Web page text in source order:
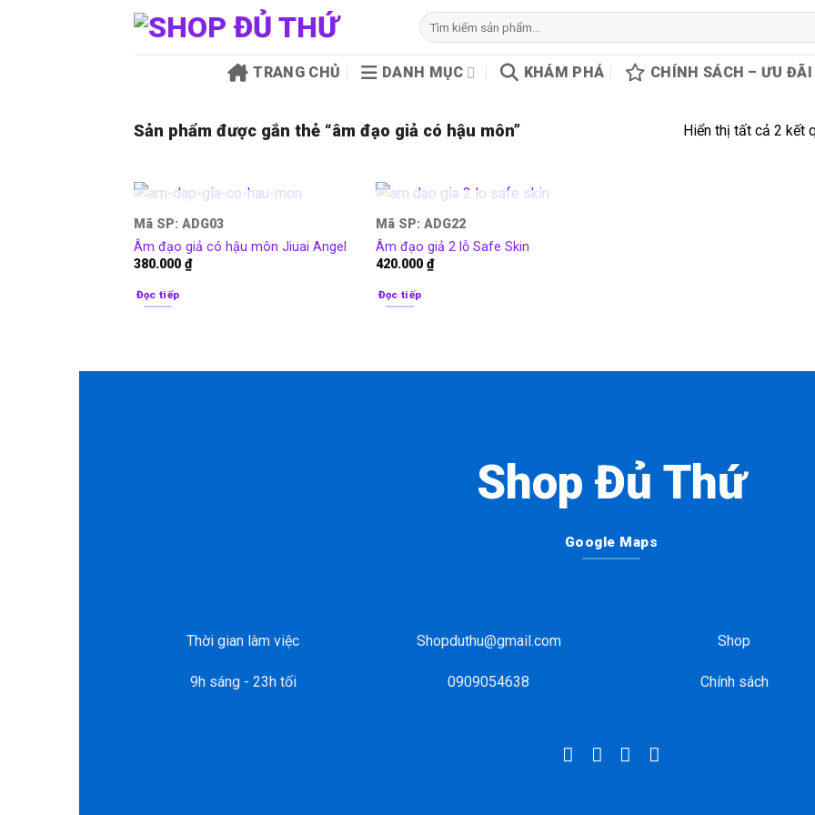
Tìm
kiếm:
TRANG CHỦ DANH MỤC KHÁM PHÁ CHÍNH SÁCH – ƯU ĐÃI
Sản phẩm được gắn thẻ “âm đạo giả có hậu môn” Hiển thị tất cả 2 kết
HẾT HÀNG
Mã SP: ADG03
Âm đạo giả có hậu môn Jiuai Angel
380.000 ₫
Đọc tiếp
HẾT HÀNG
Mã SP: ADG22
Âm đạo giả 2 lỗ Safe Skin
420.000₫
Đọc tiếp
Shop Đủ Thứ
Google Maps
Thời gian làm việc
9h sáng - 23h tối
Shopduthu@gmail.com
0909054638
Shop
Chính sách